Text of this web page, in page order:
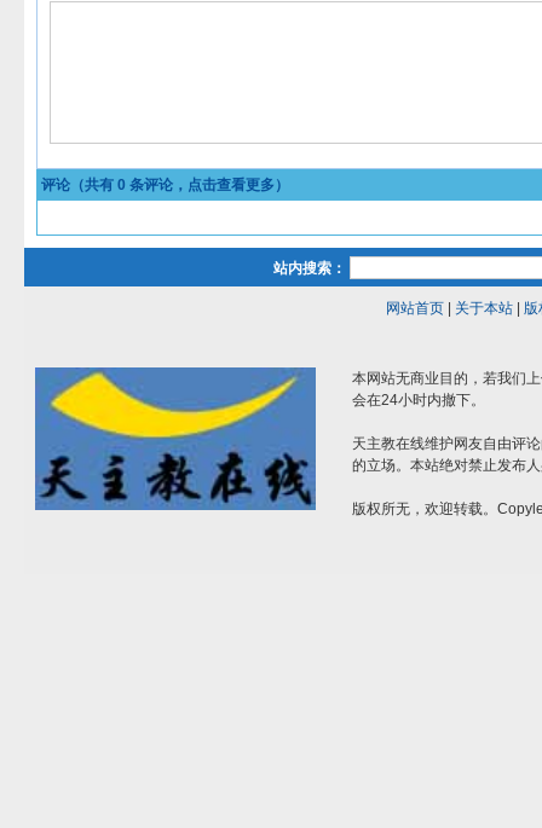
评论（共有 0 条评论，点击查看更多）
站内搜索：
网站首页| 关于本站| 版
本网站无商业目的，若我们
会在24小时内撤下。
天主教在线维护网友自由评
的立场。本站绝对禁止发布
版权所无，欢迎转载。